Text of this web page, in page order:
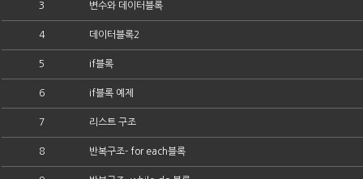
3 변수와 데이터블록
4 데이터블록2
5 if블록
6 if블록 예제
7 리스트 구조
8 반복구조- for each블록